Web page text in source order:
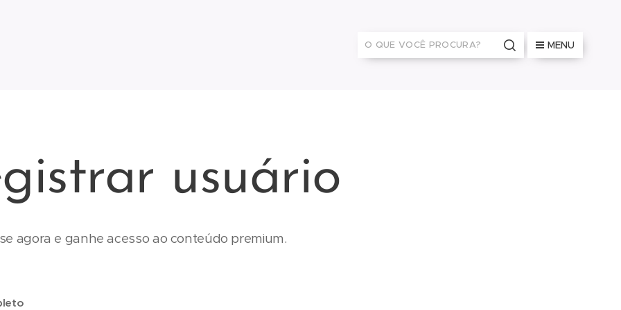
MENU
usuário
agora e ganhe acesso ao conteúdo premium.